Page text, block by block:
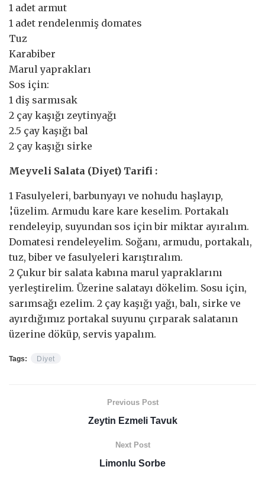
1 adet armut
1 adet rendelenmiş domates
Tuz
Karabiber
Marul yaprakları
Sos için:
1 diş sarmısak
2 çay kaşığı zeytinyağı
2.5 çay kaşığı bal
2 çay kaşığı sirke
Meyveli Salata (Diyet) Tarifi :
1 Fasulyeleri, barbunyayı ve nohudu haşlayıp,
¦üzelim. Armudu kare kare keselim. Portakalı
rendeleyip, suyundan sos için bir miktar ayıralım.
Domatesi rendeleyelim. Soğanı, armudu, portakalı,
tuz, biber ve fasulyeleri karıştıralım.
2 Çukur bir salata kabına marul yapraklarını
yerleştirelim. Üzerine salatayı dökelim. Sosu için,
sarımsağı ezelim. 2 çay kaşığı yağı, balı, sirke ve
ayırdığımız portakal suyunu çırparak salatanın
üzerine döküp, servis yapalım.
Tags: Diyet
Previous Post
Zeytin Ezmeli Tavuk
Next Post
Limonlu Sorbe